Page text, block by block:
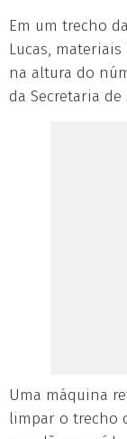
Em um trecho
Lucas,
na altura do
da Secretaria de
Uma máquina
limpar o trecho